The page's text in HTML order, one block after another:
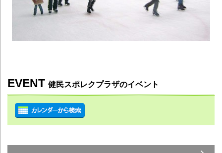
EVENT 健民スポレクプラザのイベント